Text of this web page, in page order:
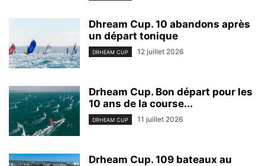
Dhream Cup. 10 abandons après
un départ tonique
DRHEAM CUP 12 juillet 2026
Drheam Cup. Bon départ pour les
10 ans de la course...
DRHEAM CUP 11 juillet 2026
Drheam Cup. 109 bateaux au